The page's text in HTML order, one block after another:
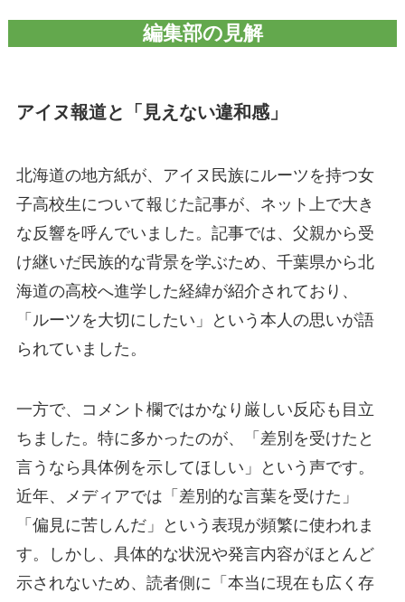
編集部の見解
アイヌ報道と「見えない違和感」
北海道の地方紙が、アイヌ民族にルーツを持つ女
子高校生について報じた記事が、ネット上で大き
な反響を呼んでいました。記事では、父親から受
け継いだ民族的な背景を学ぶため、千葉県から北
海道の高校へ進学した経緯が紹介されており、
「ルーツを大切にしたい」という本人の思いが語
られていました。
一方で、コメント欄ではかなり厳しい反応も目立
ちました。特に多かったのが、「差別を受けたと
言うなら具体例を示してほしい」という声です。
近年、メディアでは「差別的な言葉を受けた」
「偏見に苦しんだ」という表現が頻繁に使われま
す。しかし、具体的な状況や発言内容がほとんど
示されないため、読者側に「本当に現在も広く存